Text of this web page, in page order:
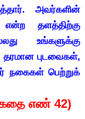
அவர்களின்
தளத்திற்கு
உங்களுக்கு
தரமான புடவைகள்,
நகைகள் பெற்றுக்
(கதை எண் 42)